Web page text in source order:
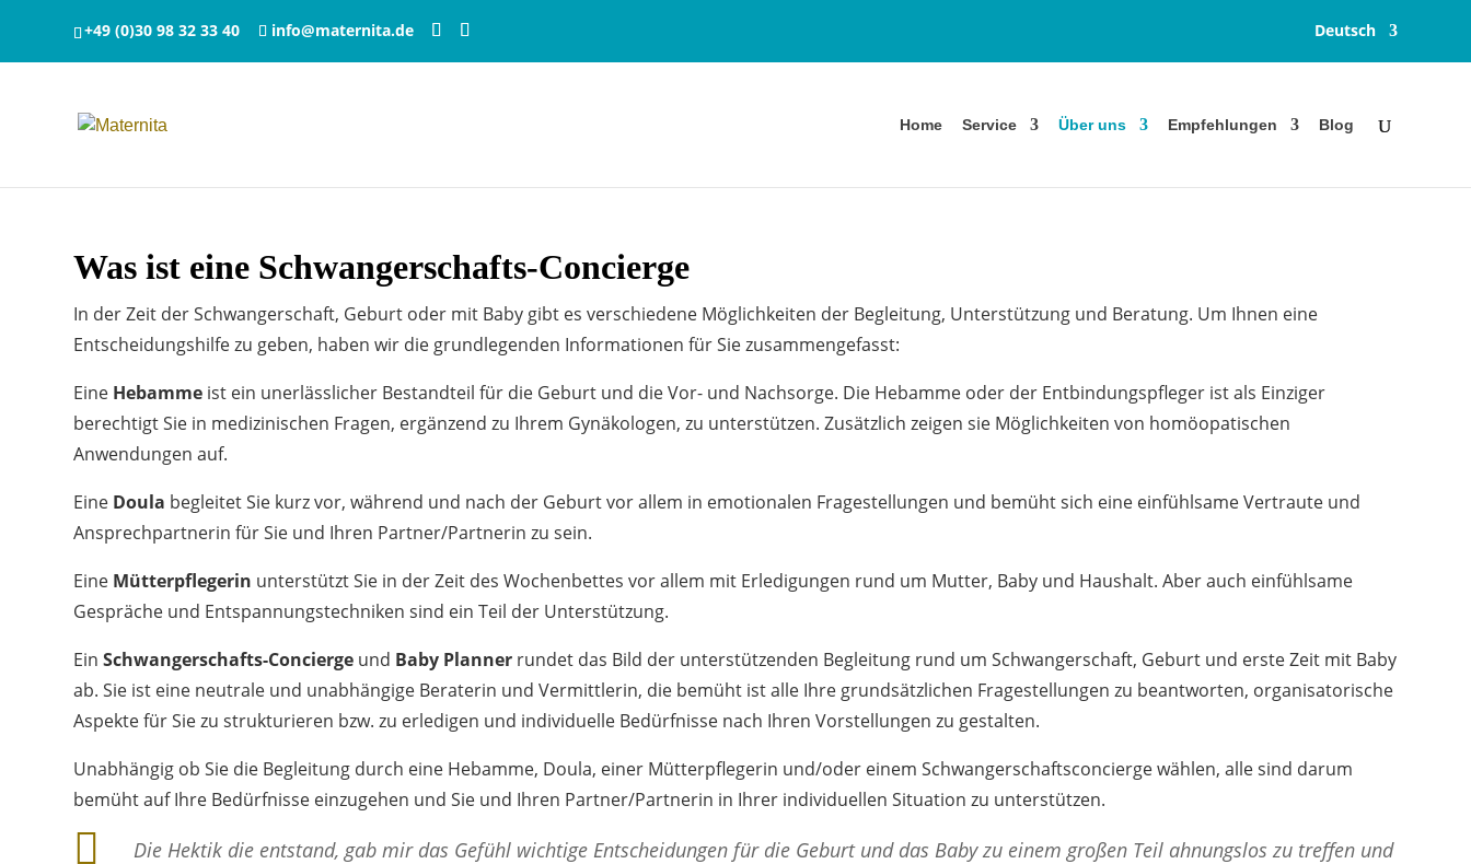
+49 (0)30 98 32 33 40 info@maternita.de Deutsch
Home Service Über uns Empfehlungen Blog
Was ist eine Schwangerschafts-Concierge
In der Zeit der Schwangerschaft, Geburt oder mit Baby gibt es verschiedene Möglichkeiten der Begleitung, Unterstützung und Beratung. Um Ihnen eine
Entscheidungshilfe zu geben, haben wir die grundlegenden Informationen für Sie zusammengefasst:
Eine Hebamme ist ein unerlässlicher Bestandteil für die Geburt und die Vor- und Nachsorge. Die Hebamme oder der Entbindungspfleger ist als Einziger
berechtigt Sie in medizinischen Fragen, ergänzend zu Ihrem Gynäkologen, zu unterstützen. Zusätzlich zeigen sie Möglichkeiten von homöopatischen
Anwendungen auf.
Eine Doula begleitet Sie kurz vor, während und nach der Geburt vor allem in emotionalen Fragestellungen und bemüht sich eine einfühlsame Vertraute und
Ansprechpartnerin für Sie und Ihren Partner/Partnerin zu sein.
Eine Mütterpflegerin unterstützt Sie in der Zeit des Wochenbettes vor allem mit Erledigungen rund um Mutter, Baby und Haushalt. Aber auch einfühlsame
Gespräche und Entspannungstechniken sind ein Teil der Unterstützung.
EinSchwangerschafts-Concierge und Baby Planner rundet das Bild der unterstützenden Begleitung rund um Schwangerschaft, Geburt und erste Zeit mit Baby
ab. Sie ist eine neutrale und unabhängige Beraterin und Vermittlerin, die bemüht ist alle Ihre grundsätzlichen Fragestellungen zu beantworten, organisatorische
Aspekte für Sie zu strukturieren bzw. zu erledigen und individuelle Bedürfnisse nach Ihren Vorstellungen zu gestalten.
Unabhängig ob Sie die Begleitung durch eine Hebamme, Doula, einer Mütterpflegerin und/oder einem Schwangerschaftsconcierge wählen, alle sind darum
bemüht auf Ihre Bedürfnisse einzugehen und Sie und Ihren Partner/Partnerin in Ihrer individuellen Situation zu unterstützen.
Die Hektik die entstand, gab mir das Gefühl wichtige Entscheidungen für die Geburt und das Baby zu einem großen Teil ahnungslos zu treffen und